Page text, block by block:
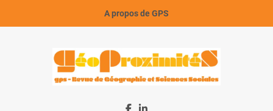
A propos de GPS
GeoProximiteS